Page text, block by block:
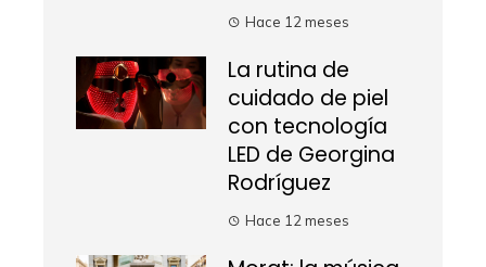
Hace 12 meses
La rutina de
cuidado de piel
con tecnología
LED de Georgina
Rodríguez
Hace 12 meses